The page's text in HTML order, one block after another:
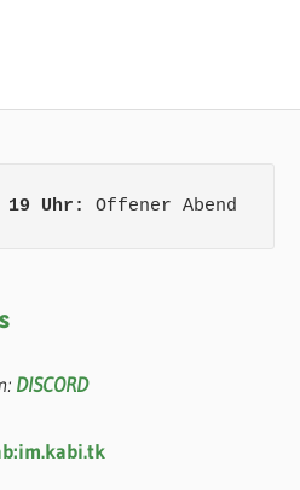
19 Uhr: Offener Abend
DISCORD